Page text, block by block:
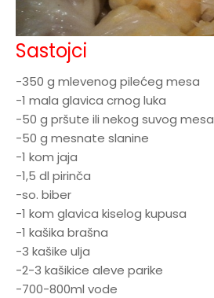
Sastojci
-350 g mlevenog pilećeg mesa
-1 mala glavica crnog luka
-50 g pršute ili nekog suvog mesa
-50 g mesnate slanine
-1 kom jaja
-1,5 dl pirinča
-so. biber
-1 kom glavica kiselog kupusa
-1 kašika brašna
-3 kašike ulja
-2-3 kašikice aleve parike
-700-800ml vode